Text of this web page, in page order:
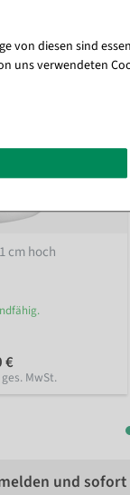
cm hoch
€
MwSt.
und sofort
von diesen sind
uns verwendeten